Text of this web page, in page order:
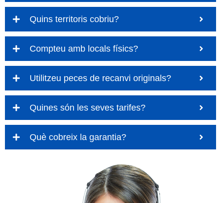
Quins territoris cobriu?
Compteu amb locals físics?
Utilitzeu peces de recanvi originals?
Quines són les seves tarifes?
Què cobreix la garantia?